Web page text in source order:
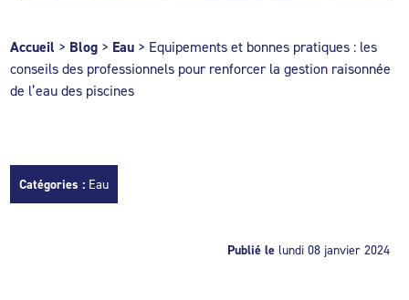
Accueil > Blog > Eau > Equipements et bonnes pratiques : les
conseils des professionnels pour renforcer la gestion raisonnée
de l’eau des piscines
Catégories : Eau
Publié le lundi 08 janvier 2024